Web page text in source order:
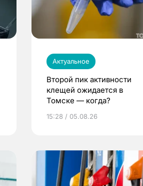
Актуальное
Второй пик активности
клещей ожидается в
Томске — когда?
15:28 / 05.08.26